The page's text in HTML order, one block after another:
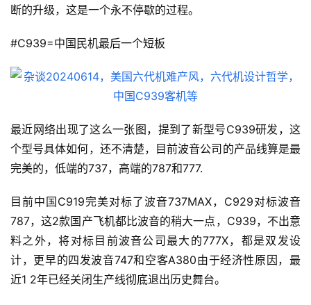
断的升级，这是一个永不停歇的过程。
#C939=中国民机最后一个短板
最近网络出现了这么一张图，提到了新型号C939研发，这
个型号具体如何，还不清楚，目前波音公司的产品线算是最
完美的，低端的737，高端的787和777.
目前中国C919完美对标了波音737MAX，C929对标波音
787，这2款国产飞机都比波音的稍大一点，C939，不出意
料之外，将对标目前波音公司最大的777X，都是双发设
计，更早的四发波音747和空客A380由于经济性原因，最
近1 2年已经关闭生产线彻底退出历史舞台。